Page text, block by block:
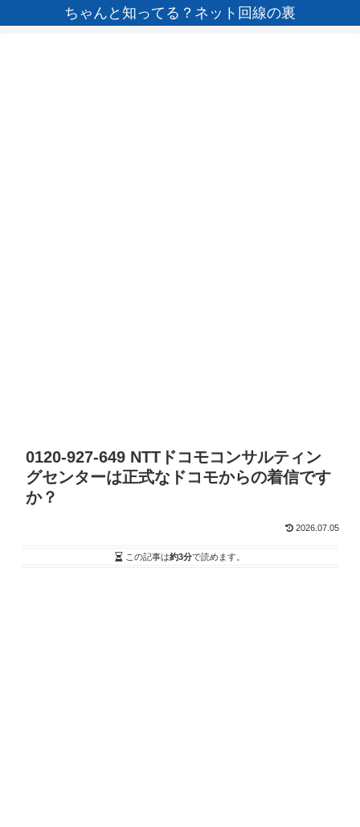
ちゃんと知ってる？ネット回線の裏
0120-927-649 NTTドコモコンサルティン
グセンターは正式なドコモからの着信です
か？
2026.07.05
この記事は約3分で読めます。